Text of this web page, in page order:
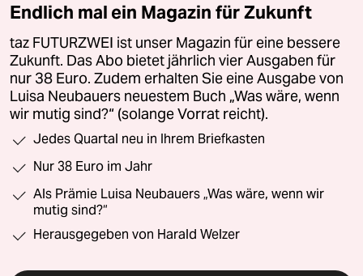
Endlich mal ein Magazin für Zukunft
taz FUTURZWEI ist unser Magazin für eine bessere
Zukunft. Das Abo bietet jährlich vier Ausgaben für
nur 38 Euro. Zudem erhalten Sie eine Ausgabe von
Luisa Neubauers neuestem Buch „Was wäre, wenn
wir mutig sind?“ (solange Vorrat reicht).
Jedes Quartal neu in Ihrem Briefkasten
Nur 38 Euro im Jahr
Als Prämie Luisa Neubauers „Was wäre, wenn wir
mutig sind?“
Herausgegeben von Harald Welzer